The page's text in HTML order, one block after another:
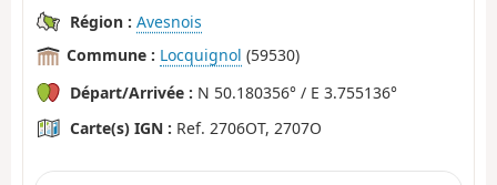
Région : Avesnois
Commune : Locquignol (59530)
Départ/Arrivée : N 50.180356° / E 3.755136°
Carte(s) IGN : Ref. 2706OT, 2707O